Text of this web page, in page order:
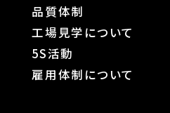
品質体制
工場見学について
5S活動
雇用体制について